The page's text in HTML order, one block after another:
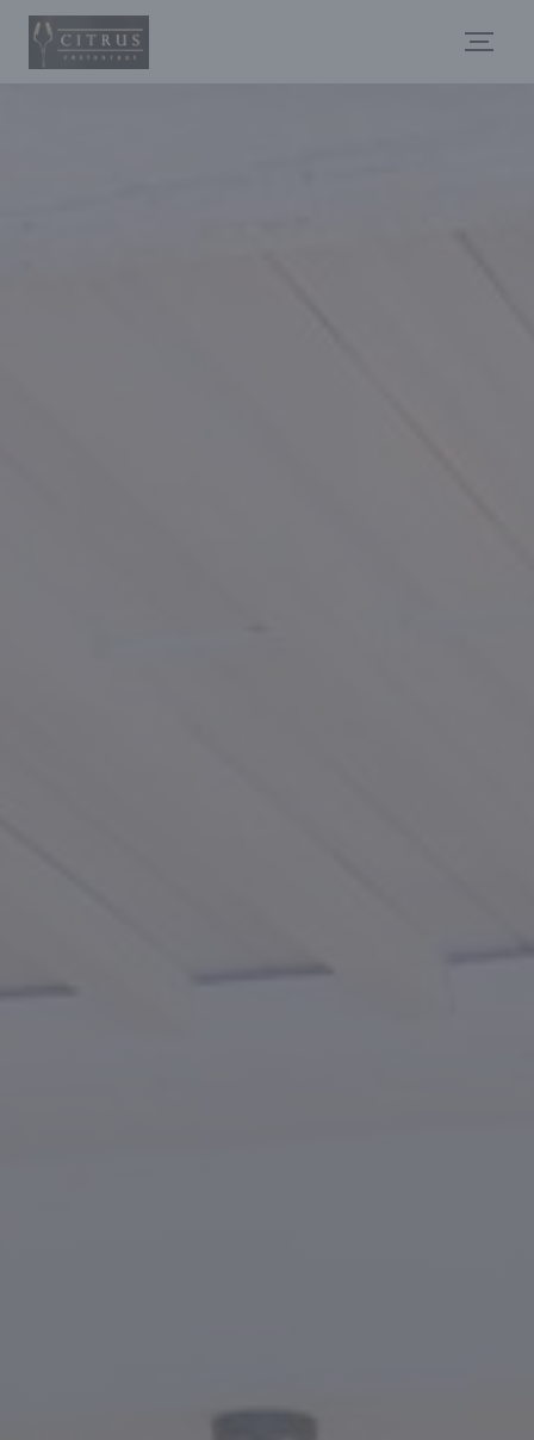
Personnalisation de vos choix en matière de cookies